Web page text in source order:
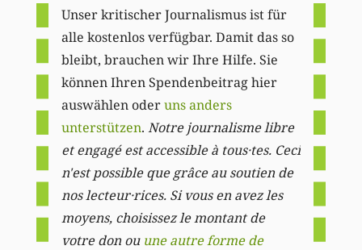
Unser kritischer Journalismus ist für
alle kostenlos verfügbar. Damit das so
bleibt, brauchen wir Ihre Hilfe. Sie
können Ihren Spendenbeitrag hier
auswählen oderuns anders
unterstützen. Notre journalisme libre
et engagé est accessible à tous·tes. Ceci
n'est possible que grâce au soutien de
nos lecteur·rices. Si vous en avez les
moyens, choisissez le montant de
votre don ou une autre forme de